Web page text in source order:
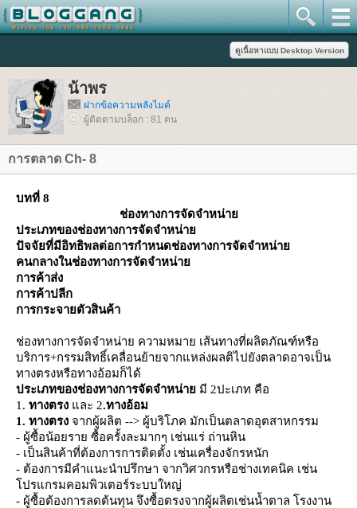
น้าพร
ฝากข้อความหลังไมค์
ผู้ติดตามบล็อก : 81 คน
การตลาด Ch- 8
บทที่ 8
ช่องทางการจัดจำหน่า
ประเภทของช่องทางการจัดจำหน่า
ปัจจัยที่มีอิทธิพลต่อการกำหนดช่องทางการจัดจำหน่า
คนกลางในช่องทางการจัดจำหน่า
การค้าส่ง
การค้าปลีก
การกระจายตัวสินค้า
ช่องทางการจัดจำหน่าย ความหมาย เส้นทางที่ผลิตภัณฑ์หรือ
บริการ+กรรมสิทธิ์เคลื่อนย้ายจากแหล่งผลติไปยังตลาดอาจเป็น
ทางตรงหรือทางอ้อมก็ได้
ประเภทของช่องทางการจัดจำหน่า มี 2ปะเภท คือ
1. ทางตรง ละ 2.ทางอ้อม
1. ทางตรง จากผู้ผลิต --> ผู้บริโภค มักเป็นตลาดอุตสาหกรรม
- ผู้ซื้อน้อยราย ซื้อครั้งละมากๆ เช่นแร่ ถ่านหิน
- เป็นสินค้าที่ต้องการการติดตั้ง เช่นเครื่องจักรหนัก
- ต้องการมีคำแนะนำปรึกษา จากวิศวกรหรือช่างเทคนิค เช่น
ปรแกรมคอมพิวเตอร์ระบบใหญ่
- ผู้ซื้อต้องการลดต้นทุน จึงซื้อตรงจากผู้ผลิตเช่นน้ำตาล โรงงาน